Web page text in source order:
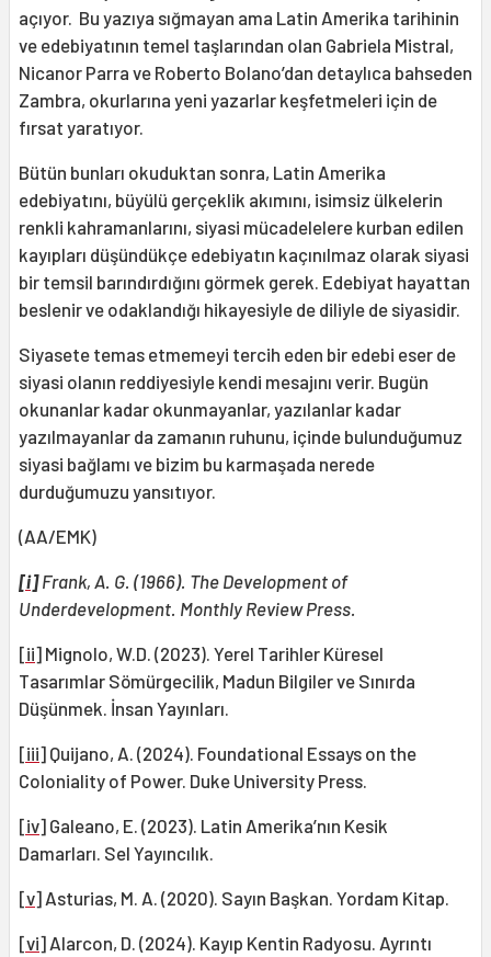
açıyor. Bu yazıya sığmayan ama Latin Amerika tarihinin
ve edebiyatının temel taşlarından olan Gabriela Mistral,
Nicanor Parra ve Roberto Bolano’dan detaylıca bahseden
Zambra, okurlarına yeni yazarlar keşfetmeleri için de
fırsat yaratıyor.
Bütün bunları okuduktan sonra, Latin Amerika
edebiyatını, büyülü gerçeklik akımını, isimsiz ülkelerin
renkli kahramanlarını, siyasi mücadelelere kurban edilen
kayıpları düşündükçe edebiyatın kaçınılmaz olarak siyasi
bir temsil barındırdığını görmek gerek. Edebiyat hayattan
beslenir ve odaklandığı hikayesiyle de diliyle de siyasidir.
Siyasete temas etmemeyi tercih eden bir edebi eser de
siyasi olanın reddiyesiyle kendi mesajını verir. Bugün
okunanlar kadar okunmayanlar, yazılanlar kadar
yazılmayanlar da zamanın ruhunu, içinde bulunduğumuz
siyasi bağlamı ve bizim bu karmaşada nerede
durduğumuzu yansıtıyor.
(AA/EMK)
[i]Frank, A. G. (1966). The Development of
Underdevelopment. Monthly Review Press.
[ii] Mignolo, W.D. (2023). Yerel Tarihler Küresel
Tasarımlar Sömürgecilik, Madun Bilgiler ve Sınırda
Düşünmek. İnsan Yayınları.
[iii] Quijano, A. (2024). Foundational Essays on the
Coloniality of Power. Duke University Press.
[iv] Galeano, E. (2023). Latin Amerika’nın Kesik
Damarları. Sel Yayıncılık.
[v] Asturias, M. A. (2020). Sayın Başkan. Yordam Kitap.
[vi] Alarcon, D. (2024). Kayıp Kentin Radyosu. Ayrıntı